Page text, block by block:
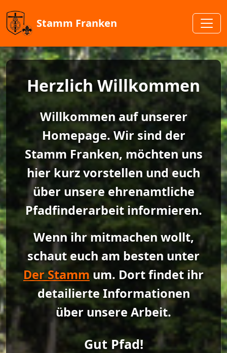
Stamm Franken
Herzlich Willkommen
Willkommen auf unserer
Homepage. Wir sind der
Stamm Franken, möchten uns
hier kurz vorstellen und euch
über unsere ehrenamtliche
Pfadfinderarbeit informieren.
Wenn ihr mitmachen wollt,
schaut euch am besten unter
Der Stamm um. Dort findet ihr
detailierte Informationen
über unsere Arbeit.
Gut Pfad!